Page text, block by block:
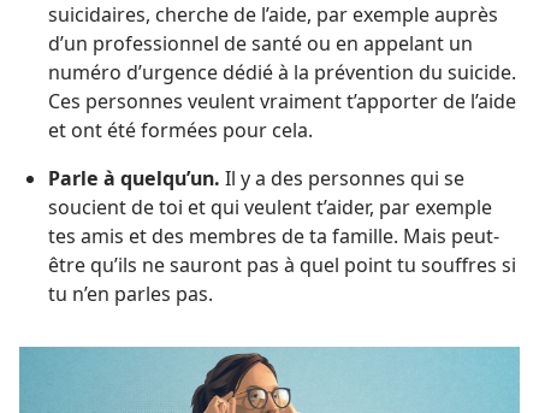
suicidaires, cherche de l’aide, par exemple auprès
d’un professionnel de santé ou en appelant un
numéro d’urgence dédié à la prévention du suicide.
Ces personnes veulent vraiment t’apporter de l’aide
et ont été formées pour cela.
Parle à quelqu’un. Il y a des personnes qui se
soucient de toi et qui veulent t’aider, par exemple
tes amis et des membres de ta famille. Mais peut-
être qu’ils ne sauront pas à quel point tu souffres si
tu n’en parles pas.